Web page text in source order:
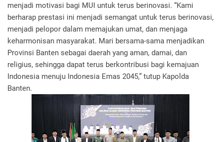
menjadi motivasi bagi MUI untuk terus berinovasi. “Kami
berharap prestasi ini menjadi semangat untuk terus berinovasi,
menjadi pelopor dalam memajukan umat, dan menjaga
keharmonisan masyarakat. Mari bersama-sama menjadikan
Provinsi Banten sebagai daerah yang aman, damai, dan
religius, sehingga dapat terus berkontribusi bagi kemajuan
Indonesia menuju Indonesia Emas 2045,” tutup Kapolda
Banten.